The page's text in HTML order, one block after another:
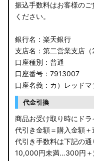
RT5/6 RW1/2 CR-V
RU3/4 ヴェゼル
JW5 S660
RP6/7 ステップワゴン
RP1/2 RP3/4 ステップワ
RK5/6 ステップワゴンスパ
振込手数料はお客様の
ください。
銀行名：楽天銀行
支店名：第二営業支店（
口座種別：普通
口座番号：7913007
口座名義：カ）レッドマ
代金引換
商品お受け取り時にドラ
代引き金額＝購入金額
代引き手数料は下記の通
10,000円未満…300円＋